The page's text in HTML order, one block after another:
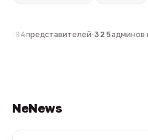
804представителей·325админов
NeNews